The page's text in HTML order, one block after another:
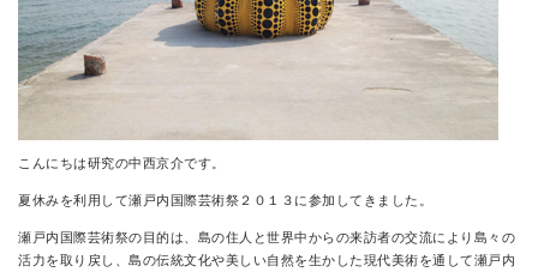
こんにちは研究の中西京介です。
夏休みを利用して瀬戸内国際芸術祭２０１３に参加してきました。
瀬戸内国際芸術祭の目的は、島の住人と世界中からの来訪者の交流により島々の
活力を取り戻し、島の伝統文化や美しい自然を生かした現代美術を通して瀬戸内